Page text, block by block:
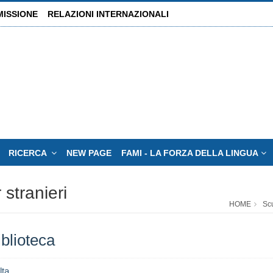
RELAZIONI INTERNAZIONALI
RICERCA NEW PAGE FAMI - LA FORZA DELLA LINGUA
stranieri
HOME